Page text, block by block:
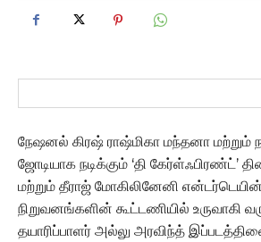
நேஷனல் கிரஷ் ராஷ்மிகா மந்தனா மற்றும்
ஜோடியாக நடிக்கும் ‘தி கேர்ள்ஃபிரண்ட்’
மற்றும் தீராஜ் மோகிலினேனி
நிறுவனங்களின் கூட்டணியில் உருவாகி
தயாரிப்பாளர் அல்லு அரவிந்த்